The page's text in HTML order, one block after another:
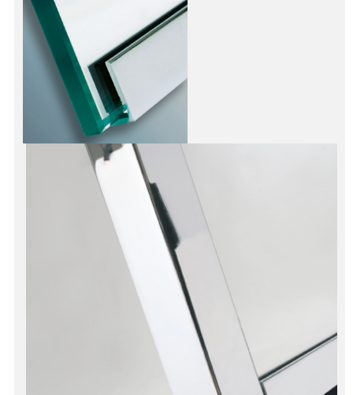
DALLE DE SOL EN VERRE
PORTE EN VERRE
GARDE CORPS EN VERRE
VERRIÈRE TYPE ATELIER
VERRES TEXTURÉS
PLEXIGLAS PMMA
DOUBLE VITRAGE
ACCESSOIRES & QUINCAILLERIE
CATALOGUE DE PROFILS ET FIXATION DU
LES FIXATIONS POUR MIROIR
LES PROFILS PAROI DE VERRE